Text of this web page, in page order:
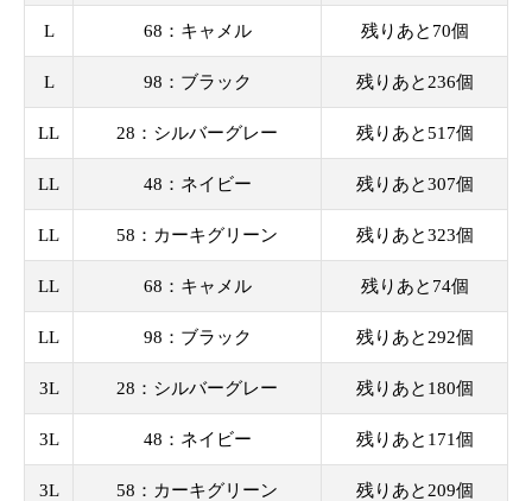
L 68：キャメル 残りあと70個
L 98：ブラック 残りあと236個
LL 28：シルバーグレー 残りあと517個
LL 48：ネイビー 残りあと307個
LL 58：カーキグリーン 残りあと323個
LL 68：キャメル 残りあと74個
LL 98：ブラック 残りあと292個
3L 28：シルバーグレー 残りあと180個
3L 48：ネイビー 残りあと171個
3L 58：カーキグリーン 残りあと209個